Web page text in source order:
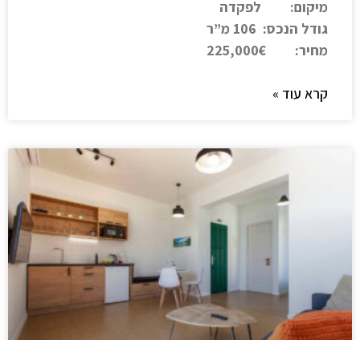
מיקום: לפקדה
גודל הנכס: 106 מ”ר
מחיר: 225,000€
קרא עוד »